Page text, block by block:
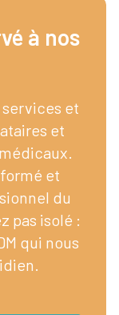
à nos
services et
et
et
du
pas isolé :
qui nous